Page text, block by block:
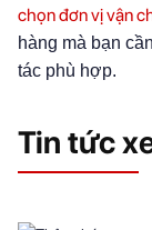
chọn đơn vị vận
hàng mà bạn
tác phù hợp.
Tin tức